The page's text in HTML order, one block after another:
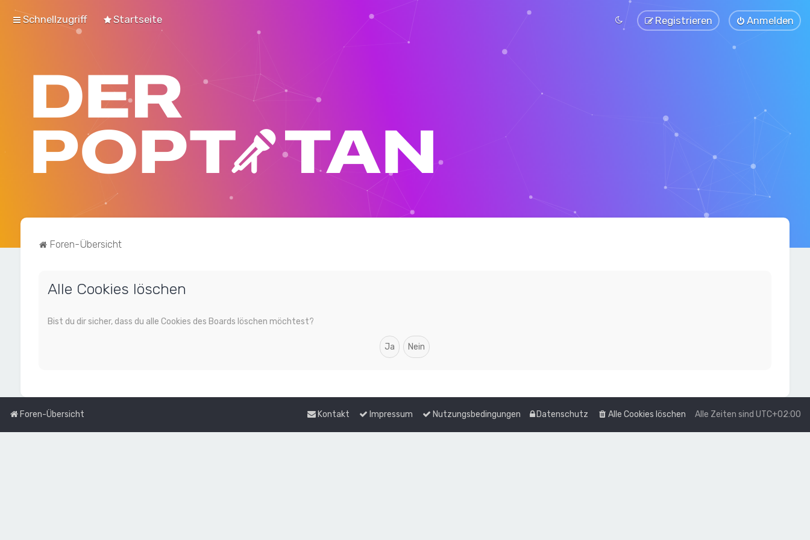
Schnellzugriff Startseite Anmelden
Registrieren
Foren-Übersicht
Alle Cookies löschen
Bist du dir sicher, dass du alle Cookies des Boards löschen möchtest?
Foren-Übersicht Alle Zeiten sind UTC+02:00
Alle Cookies löschen
Datenschutz
Nutzungsbedingungen
Impressum
Kontakt